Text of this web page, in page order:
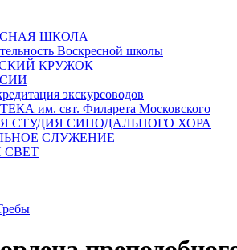
ШКОЛА
Воскресной школы
КРУЖОК
экскурсоводов
им. свт. Филарета Московского
СТУДИЯ СИНОДАЛЬНОГО ХОРА
СЛУЖЕНИЕ
СВЕТ